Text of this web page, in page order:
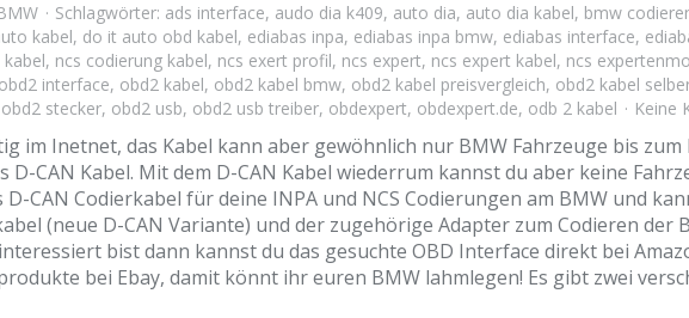
Schlagwörter: ads interface, audo dia k409, auto dia, auto dia kabel, bmw
kabel, do it auto obd kabel, ediabas inpa, ediabas inpa bmw, ediabas interface,
kabel, ncs codierung kabel, ncs exert profil, ncs expert, ncs expert kabel, ncs
obd2 interface, obd2 kabel, obd2 kabel bmw, obd2 kabel preisvergleich, obd2 kabel
obd2 stecker, obd2 usb, obd2 usb treiber, obdexpert, obdexpert.de, odb 2 kabel Keine
im Inetnet, das Kabel kann aber gewöhnlich nur BMW Fahrzeuge bis
CAN Kabel. Mit dem D-CAN Kabel wiederrum kannst du aber keine
CAN Codierkabel für deine INPA und NCS Codierungen am BMW und
(neue D-CAN Variante) und der zugehörige Adapter zum Codieren der
bist dann kannst du das gesuchte OBD Interface direkt bei
bei Ebay, damit könnt ihr euren BMW lahmlegen! Es gibt zwei